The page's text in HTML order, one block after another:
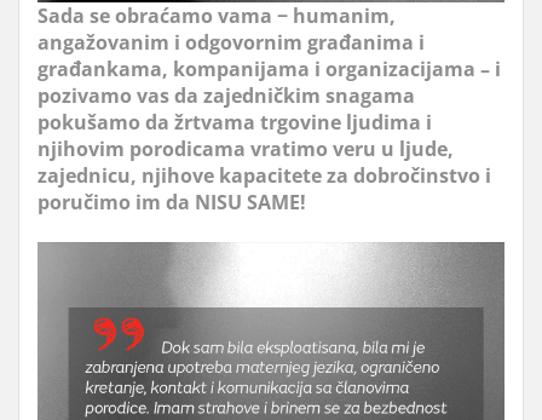
Sada se obraćamo vama − humanim,
angažovanim i odgovornim građanima i
građankama, kompanijama i organizacijama – i
pozivamo vas da zajedničkim snagama
pokušamo da žrtvama trgovine ljudima i
njihovim porodicama vratimo veru u ljude,
zajednicu, njihove kapacitete za dobročinstvo i
poručimo im da NISU SAME!